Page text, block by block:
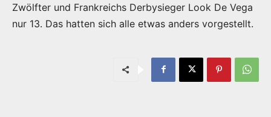
Zwölfter und Frankreichs Derbysieger Look De Vega
nur 13. Das hatten sich alle etwas anders vorgestellt.